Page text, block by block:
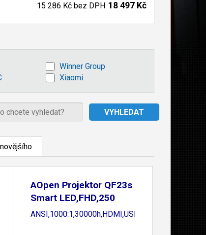
15 286 Kč bez DPH 18 497 Kč
Winner Group
Xiaomi
AOpen Projektor QF23s
Smart LED,FHD,250
ANSI,1000:1,30000h,HDMI,USB,Repro,Wifi,Yellow